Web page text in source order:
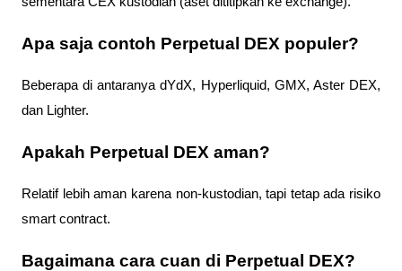
Apa saja contoh Perpetual DEX populer?
Beberapa di antaranya dYdX, Hyperliquid, GMX, Aster DEX,
dan Lighter.
Apakah Perpetual DEX aman?
Relatif lebih aman karena non-kustodian, tapi tetap ada risiko
smart contract.
Bagaimana cara cuan di Perpetual DEX?